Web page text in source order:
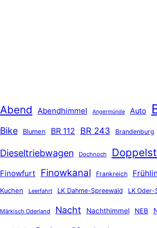
Abend Abendhimmel Angermünde Auto
Bike Blumen BR 112 BR 243 Brandenburg
Dieseltriebwagen Dochnoch
Finowfurt Finowkanal Frankreich
Kuchen Leerfahrt LK Dahme-Spreewald LK Oder-
Märkisch Oderland Nacht Nachthimmel NEB